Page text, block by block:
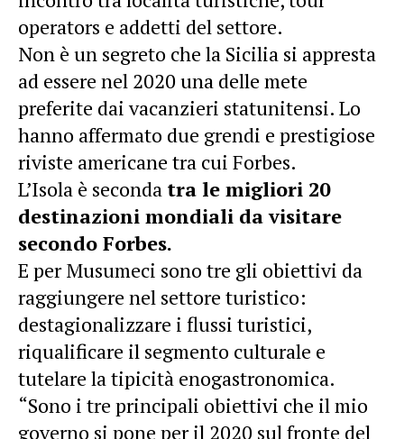
operators e addetti del settore.
Non è un segreto che la Sicilia si appresta
ad essere nel 2020 una delle mete
preferite dai vacanzieri statunitensi. Lo
hanno affermato due grendi e prestigiose
riviste americane tra cui Forbes.
L’Isola è seconda tra le migliori 20
destinazioni mondiali da visitare
secondo Forbes.
E per Musumeci sono tre gli obiettivi da
raggiungere nel settore turistico:
destagionalizzare i flussi turistici,
riqualificare il segmento culturale e
tutelare la tipicità enogastronomica.
“Sono i tre principali obiettivi che il mio
governo si pone per il 2020 sul fronte del